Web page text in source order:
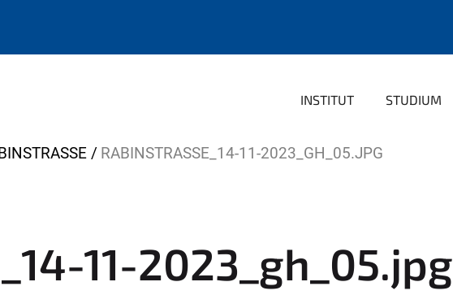
INSTITUT STUDIUM
RABINSTRASSE_14-11-2023_GH_05.JPG
11-2023_gh_05.jpg